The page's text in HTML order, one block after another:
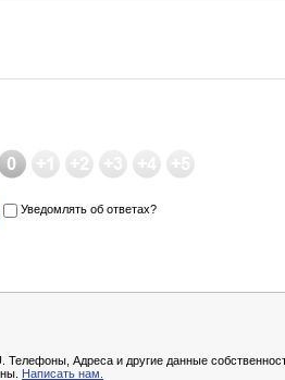
Уведомлять об ответах?
Телефоны, Адреса и другие данные
Написать нам.